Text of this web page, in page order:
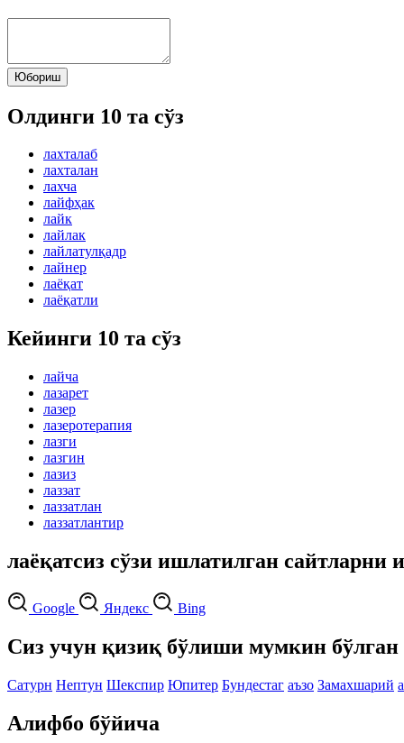
Юбориш
Олдинги 10 та сўз
лахталаб
лахталан
лахча
лайфҳак
лайк
лайлак
лайлатулқадр
лайнер
лаёқат
лаёқатли
Кейинги 10 та сўз
лайча
лазарет
лазер
лазеротерапия
лазги
лазгин
лазиз
лаззат
лаззатлан
лаззатлантир
лаёқатсиз сўзи ишлатилган сайтларни
Google Яндекс Bing
Сиз учун қизиқ бўлиши мумкин бўлган
Сатурн Нептун Шекспир Юпитер Бундестаг аъзо Замахшарий
Алифбо бўйича